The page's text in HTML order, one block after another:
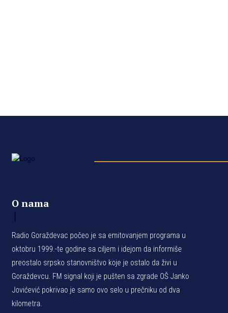
O nama
Radio Goraždevac počeo je sa emitovanjem programa u
oktobru 1999.-te godine sa ciljem i idejom da informiše
preostalo srpsko stanovništvo koje je ostalo da živi u
Goraždevcu. FM signal koji je pušten sa zgrade OŠ Janko
Jovićević pokrivao je samo ovo selo u prečniku od dva
kilometra.